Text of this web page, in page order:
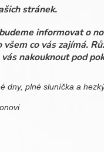
dárek pro ženu
stránek.
informovat o
co vás zajímá.
nakouknout pod
dny, plné sluníčka a